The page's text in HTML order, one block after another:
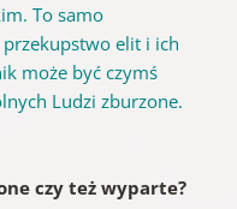
To samo
elit i ich
może być czymś
Ludzi zburzone.
czy też wyparte?